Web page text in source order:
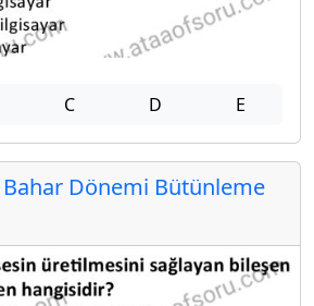
C D E
Dönemi Bütünleme